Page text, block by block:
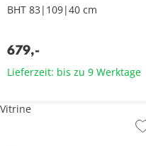
BHT 83|109|40 cm
679,-
Lieferzeit: bis zu 9 Werktage
Vitrine